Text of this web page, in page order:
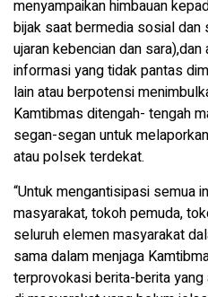
menyampaikan himbauan
bijak saat bermedia sosial
ujaran kebencian dan
informasi yang tidak pantas
lain atau berpotensi
Kamtibmas ditengah- tengah
segan-segan untuk
atau polsek terdekat.
“Untuk mengantisipasi semua
masyarakat, tokoh pemuda,
seluruh elemen masyarakat
sama dalam menjaga
terprovokasi berita-berita